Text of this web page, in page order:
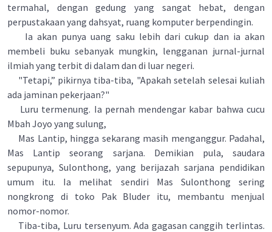
termahal, dengan gedung yang sangat hebat, dengan
perpustakaan yang dahsyat, ruang komputer berpendingin.
Ia akan punya uang saku lebih dari cukup dan ia akan
membeli buku sebanyak mungkin, lengganan jurnal-jurnal
ilmiah yang terbit di dalam dan di luar negeri.
"Tetapi,” pikirnya tiba-tiba, "Apakah setelah selesai kuliah
ada jaminan pekerjaan?"
Luru termenung. Ia pernah mendengar kabar bahwa cucu
Mbah Joyo yang sulung,
Mas Lantip, hingga sekarang masih menganggur. Padahal,
Mas Lantip seorang sarjana. Demikian pula, saudara
sepupunya, Sulonthong, yang berijazah sarjana pendidikan
umum itu. Ia melihat sendiri Mas Sulonthong sering
nongkrong di toko Pak Bluder itu, membantu menjual
nomor-nomor.
Tiba-tiba, Luru tersenyum. Ada gagasan canggih terlintas.